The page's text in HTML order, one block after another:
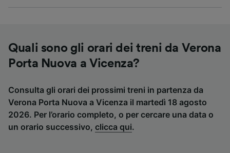
Quali sono gli orari dei treni da Verona
Porta Nuova a Vicenza?
Consulta gli orari dei prossimi treni in partenza da
Verona Porta Nuova a Vicenza il martedì 18 agosto
2026. Per l’orario completo, o per cercare una data o
un orario successivo, clicca qui.